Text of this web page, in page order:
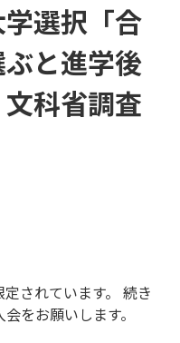
選択「合
と進学後
科省調査
されています。 続き
をお願いします。